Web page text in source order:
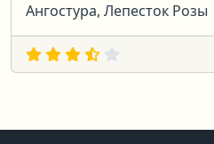
Ангостура, Лепесток Розы